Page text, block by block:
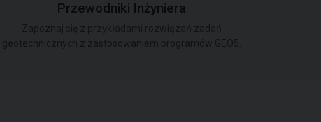
Przewodniki Inżyniera